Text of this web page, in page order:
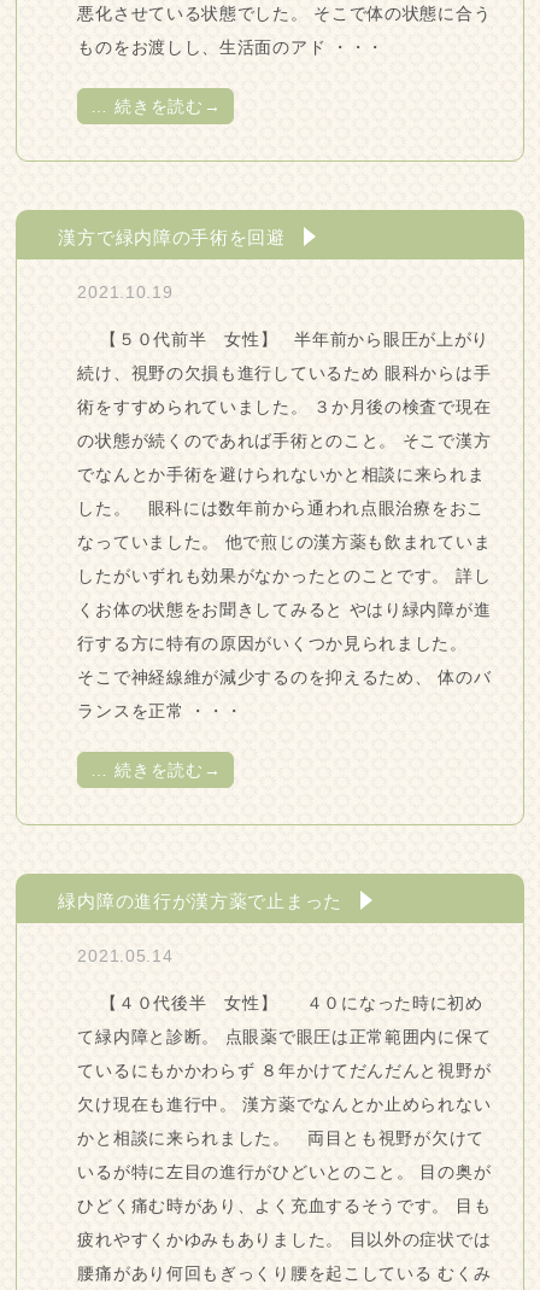
悪化させている状態でした。 そこで体の状態に合う
ものをお渡しし、生活面のアド ・・・
… 続きを読む→
漢方で緑内障の手術を回避
2021.10.19
【５０代前半 女性】 半年前から眼圧が上がり
続け、視野の欠損も進行しているため 眼科からは手
術をすすめられていました。 ３か月後の検査で現在
の状態が続くのであれば手術とのこと。 そこで漢方
でなんとか手術を避けられないかと相談に来られま
した。 眼科には数年前から通われ点眼治療をおこ
なっていました。 他で煎じの漢方薬も飲まれていま
したがいずれも効果がなかったとのことです。 詳し
くお体の状態をお聞きしてみると やはり緑内障が進
行する方に特有の原因がいくつか見られました。
そこで神経線維が減少するのを抑えるため、 体のバ
ランスを正常 ・・・
… 続きを読む→
緑内障の進行が漢方薬で止まった
2021.05.14
【４０代後半 女性】 ４０になった時に初め
て緑内障と診断。 点眼薬で眼圧は正常範囲内に保て
ているにもかかわらず ８年かけてだんだんと視野が
欠け現在も進行中。 漢方薬でなんとか止められない
かと相談に来られました。 両目とも視野が欠けて
いるが特に左目の進行がひどいとのこと。 目の奥が
ひどく痛む時があり、よく充血するそうです。 目も
疲れやすくかゆみもありました。 目以外の症状では
腰痛があり何回もぎっくり腰を起こしている むくみ